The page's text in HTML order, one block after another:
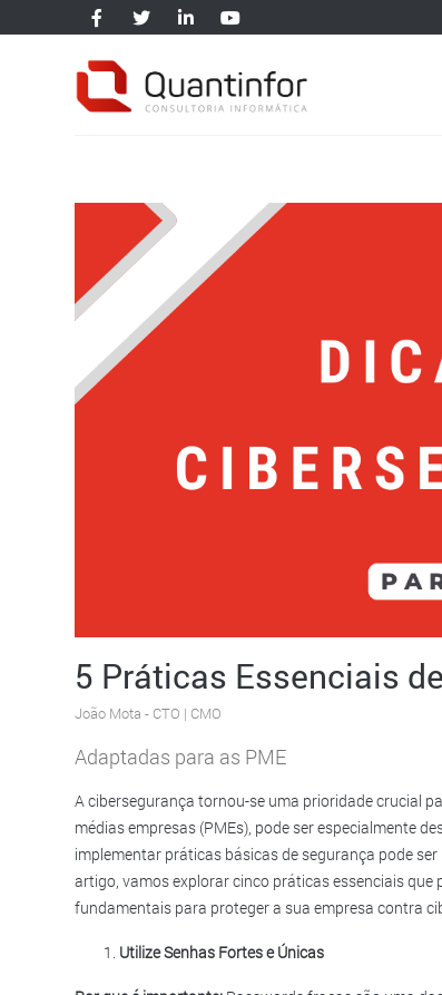
5 Práticas Essenciais
João Mota- CTO | CMO
Adaptadas para as PME
A cibersegurança tornou-se uma prioridade crucial
médias empresas (PMEs), pode ser especialmente
implementar práticas básicas de segurança pode
artigo, vamos explorar cinco práticas essenciais
fundamentais para proteger a sua empresa contra
Utilize Senhas Fortes e Únicas